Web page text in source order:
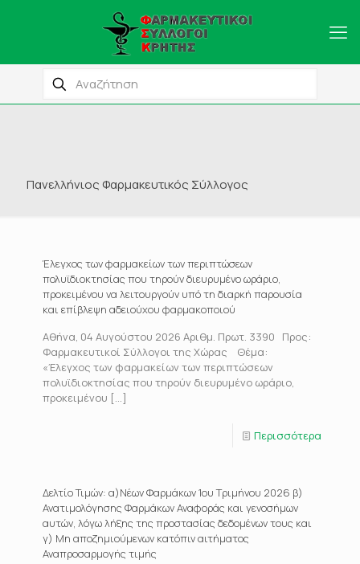
Πανελλήνιος Φαρμακευτικός Σύλλογος
Έλεγχος των φαρμακείων των περιπτώσεων
πολυϊδιοκτησίας που τηρούν διευρυμένο ωράριο,
προκειμένου να λειτουργούν υπό τη διαρκή παρουσία
και επίβλεψη αδειούχου φαρμακοποιού
Αθήνα, 04 Αυγούστου 2026 Αριθμ. Πρωτ. 3390 Προς:
Φαρμακευτικοί Σύλλογοι της Χώρας Θέμα:
«Έλεγχος των φαρμακείων των περιπτώσεων
πολυϊδιοκτησίας που τηρούν διευρυμένο ωράριο,
προκειμένου […]
Περισσότερα
Δελτίο Τιμών: α)Νέων Φαρμάκων 1ου Τριμήνου 2026 β)
Ανατιμολόγησης Φαρμάκων Αναφοράς και γενοσήμων
αυτών, λόγω λήξης της προστασίας δεδομένων τους και
γ) Μη αποζημιούμενων κατόπιν αιτήματος
Αναπροσαρμογής τιμής